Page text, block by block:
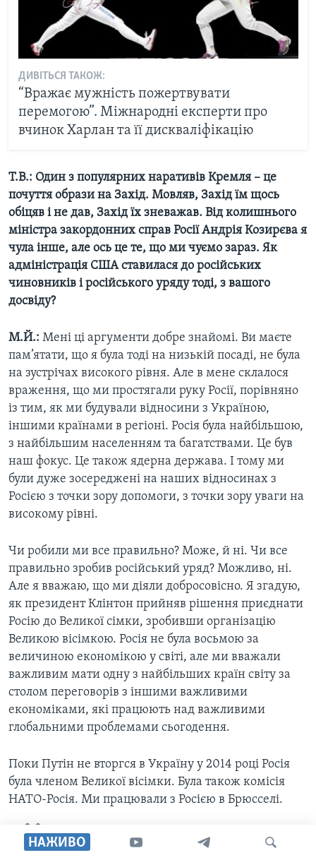
НАЖИВО
ДИВІТЬСЯ ТАКОЖ:
“Вражає мужність пожертвувати
перемогою”. Міжнародні експерти про
вчинок Харлан та її дискваліфікацію
Т.В.: Один з популярних наративів Кремля – це
почуття образи на Захід. Мовляв, Захід їм щось
обіцяв і не дав, Захід їх зневажав. Від колишнього
міністра закордонних справ Росії Андрія Козирєва я
чула інше, але ось це те, що ми чуємо зараз. Як
адміністрація США ставилася до російських
чиновників і російського уряду тоді, з вашого
досвіду?
М.Й.: Мені ці аргументи добре знайомі. Ви маєте
пам’ятати, що я була тоді на низькій посаді, не була
на зустрічах високого рівня. Але в мене склалося
враження, що ми простягали руку Росії, порівняно
із тим, як ми будували відносини з Україною,
іншими країнами в регіоні. Росія була найбільшою,
з найбільшим населенням та багатствами. Це був
наш фокус. Це також ядерна держава. І тому ми
були дуже зосереджені на наших відносинах з
Росією з точки зору допомоги, з точки зору уваги на
високому рівні.
Чи робили ми все правильно? Може, й ні. Чи все
правильно зробив російський уряд? Можливо, ні.
Але я вважаю, що ми діяли добросовісно. Я згадую,
як президент Клінтон прийняв рішення приєднати
Росію до Великої сімки, зробивши організацію
Великою вісімкою. Росія не була восьмою за
величиною економікою у світі, але ми вважали
важливим мати одну з найбільших країн світу за
столом переговорів з іншими важливими
економіками, які працюють над важливими
глобальними проблемами сьогодення.
Поки Путін не вторгся в Україну у 2014 році Росія
була членом Великої вісімки. Була також комісія
НАТО-Росія. Ми працювали з Росією в Брюсселі.
Коли Обама прийшов на посаду